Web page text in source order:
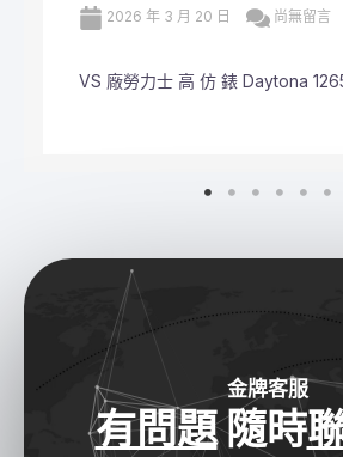
2026 年 3 月 20 日 尚無留言
VS 廠勞力士 頂級 復刻 錶
金牌客服
有問題隨時